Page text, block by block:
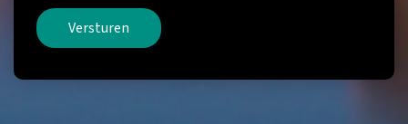
Versturen